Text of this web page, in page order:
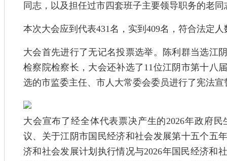
同志，以及担任过市四套班子主要领导职务的老
本次大会应到代表431名，实到409名，符合法定人
大会首先进行了无记名投票选举。陈利群当选江
检察院检察长，大会还补选了11位江阴市第十八
选的市监委主任、市人大常委会委员进行了宪法宣
大会宣布了经全体代表票决产生的2026年政府
议、关于江阴市国民经济和社会发展第十五个五
济和社会发展计划执行情况与2026年国民经济和